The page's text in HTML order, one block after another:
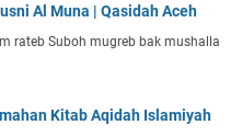
Al Muna | Qasidah Aceh
rateb Suboh mugreb bak mushalla
Kitab Aqidah Islamiyah